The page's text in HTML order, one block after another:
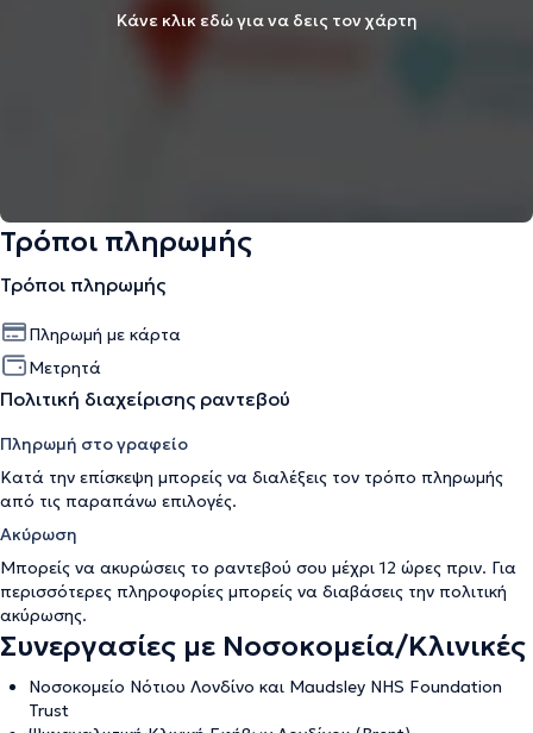
Κάνε κλικ εδώ για να δεις τον χάρτη
Τρόποι πληρωμής
Τρόποι πληρωμής
Πληρωμή με κάρτα
Μετρητά
Πολιτική διαχείρισης ραντεβού
Πληρωμή στο γραφείο
Κατά την επίσκεψη μπορείς να διαλέξεις τον τρόπο πληρωμής
από τις παραπάνω επιλογές.
Ακύρωση
Μπορείς να ακυρώσεις το ραντεβού σου μέχρι 12 ώρες πριν. Για
περισσότερες πληροφορίες μπορείς να διαβάσεις την πολιτική
ακύρωσης.
Συνεργασίες με Νοσοκομεία/Κλινικές
Νοσοκομείο Νότιου Λονδίνο και Maudsley NHS Foundation
Trust